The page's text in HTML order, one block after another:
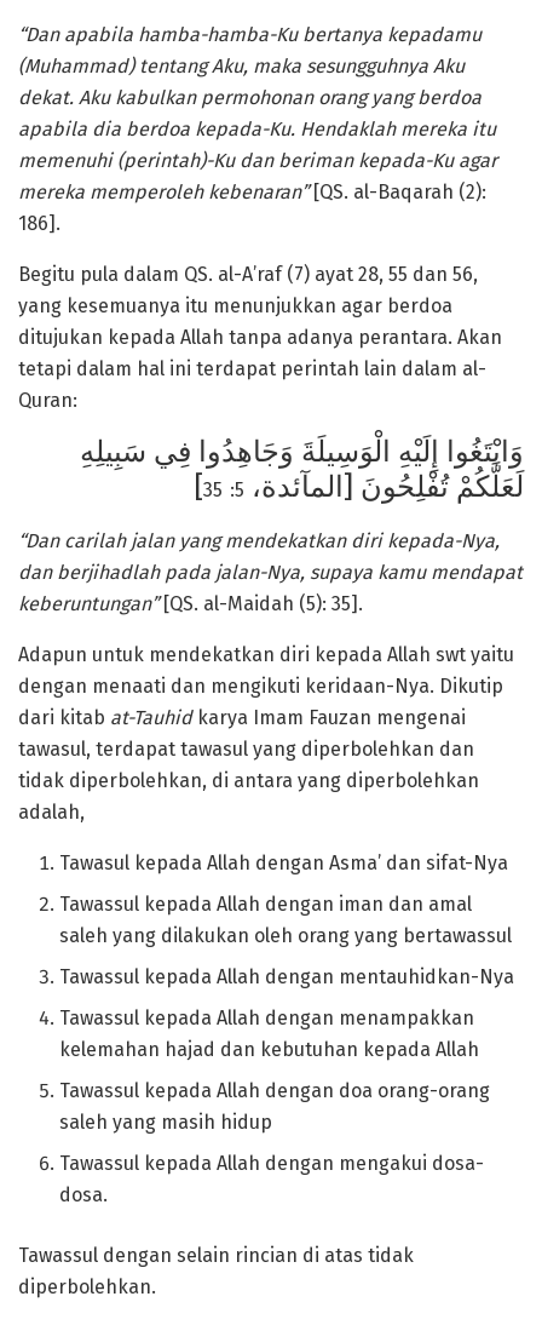
“Dan apabila hamba-hamba-Ku bertanya kepadamu
(Muhammad) tentang Aku, maka sesungguhnya Aku
dekat. Aku kabulkan permohonan orang yang berdoa
apabila dia berdoa kepada-Ku. Hendaklah mereka itu
memenuhi (perintah)-Ku dan beriman kepada-Ku agar
mereka memperoleh kebenaran”[QS. al-Baqarah (2):
186].
Begitu pula dalam QS. al-A’raf (7) ayat 28, 55 dan 56,
yang kesemuanya itu menunjukkan agar berdoa
ditujukan kepada Allah tanpa adanya perantara. Akan
tetapi dalam hal ini terdapat perintah lain dalam al-
Quran:
وَابْتَغُوا إِلَيْهِ الْوَسِيلَةَ وَجَاهِدُوا فِي سَبِيلِهِ
لَعَلَّكُمْ تُفْلِحُونَ [المآئدة، 5:
35
“Dan carilah jalan yang mendekatkan diri kepada-Nya,
dan berjihadlah pada jalan-Nya, supaya kamu mendapat
keberuntungan”[QS. al-Maidah (5): 35].
Adapun untuk mendekatkan diri kepada Allah swt yaitu
dengan menaati dan mengikuti keridaan-Nya. Dikutip
dari kitab at-Tauhid karya Imam Fauzan mengenai
tawasul, terdapat tawasul yang diperbolehkan dan
tidak diperbolehkan, di antara yang diperbolehkan
adalah,
Tawasul kepada Allah dengan Asma’ dan sifat-Nya
Tawassul kepada Allah dengan iman dan amal
saleh yang dilakukan oleh orang yang bertawassul
Tawassul kepada Allah dengan mentauhidkan-Nya
Tawassul kepada Allah dengan menampakkan
kelemahan hajad dan kebutuhan kepada Allah
Tawassul kepada Allah dengan doa orang-orang
saleh yang masih hidup
Tawassul kepada Allah dengan mengakui dosa-
dosa.
Tawassul dengan selain rincian di atas tidak
diperbolehkan.